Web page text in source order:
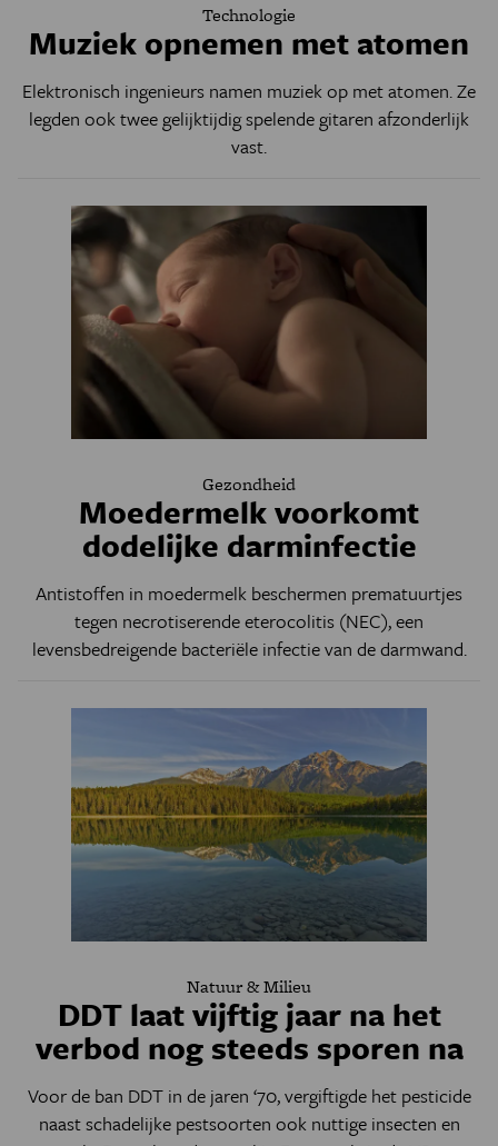
Technologie
Muziek opnemen met atomen
Elektronisch ingenieurs namen muziek op met atomen. Ze
legden ook twee gelijktijdig spelende gitaren afzonderlijk
vast.
Gezondheid
Moedermelk voorkomt
dodelijke darminfectie
Antistoffen in moedermelk beschermen prematuurtjes
tegen necrotiserende eterocolitis (NEC), een
levensbedreigende bacteriële infectie van de darmwand.
Natuur & Milieu
DDT laat vijftig jaar na het
verbod nog steeds sporen na
Voor de ban DDT in de jaren ‘70, vergiftigde het pesticide
naast schadelijke pestsoorten ook nuttige insecten en